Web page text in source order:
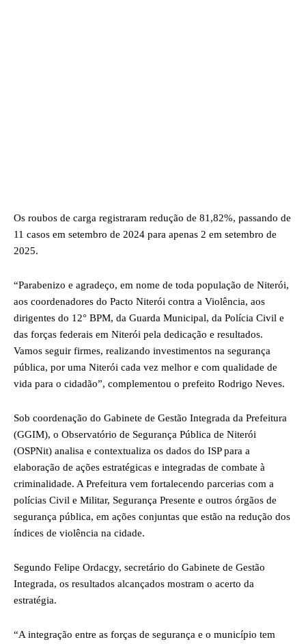
Os roubos de carga registraram redução de 81,82%, passando de
11 casos em setembro de 2024 para apenas 2 em setembro de
2025.
“Parabenizo e agradeço, em nome de toda população de Niterói,
aos coordenadores do Pacto Niterói contra a Violência, aos
dirigentes do 12° BPM, da Guarda Municipal, da Polícia Civil e
das forças federais em Niterói pela dedicação e resultados.
Vamos seguir firmes, realizando investimentos na segurança
pública, por uma Niterói cada vez melhor e com qualidade de
vida para o cidadão”, complementou o prefeito Rodrigo Neves.
Sob coordenação do Gabinete de Gestão Integrada da Prefeitura
(GGIM), o Observatório de Segurança Pública de Niterói
(OSPNit) analisa e contextualiza os dados do ISP para a
elaboração de ações estratégicas e integradas de combate à
criminalidade. A Prefeitura vem fortalecendo parcerias com a
polícias Civil e Militar, Segurança Presente e outros órgãos de
segurança pública, em ações conjuntas que estão na redução dos
índices de violência na cidade.
Segundo Felipe Ordacgy, secretário do Gabinete de Gestão
Integrada, os resultados alcançados mostram o acerto da
estratégia.
“A integração entre as forças de segurança e o município tem